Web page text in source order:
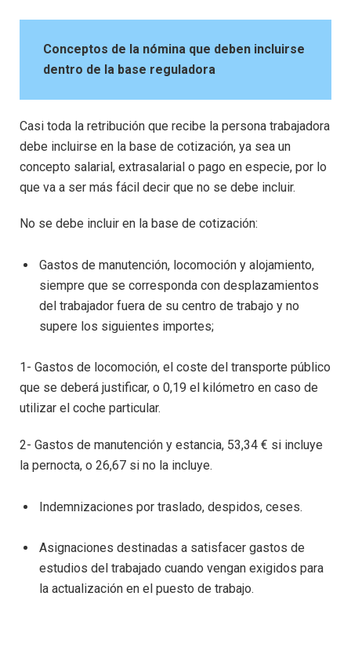
Conceptos de la nómina que deben incluirse
dentro de la base reguladora
Casi toda la retribución que recibe la persona trabajadora
debe incluirse en la base de cotización, ya sea un
concepto salarial, extrasalarial o pago en especie, por lo
que va a ser más fácil decir que no se debe incluir.
No se debe incluir en la base de cotización:
Gastos de manutención, locomoción y alojamiento,
siempre que se corresponda con desplazamientos
del trabajador fuera de su centro de trabajo y no
supere los siguientes importes;
1- Gastos de locomoción, el coste del transporte público
que se deberá justificar, o 0,19 el kilómetro en caso de
utilizar el coche particular.
2- Gastos de manutención y estancia, 53,34 € si incluye
la pernocta, o 26,67 si no la incluye.
Indemnizaciones por traslado, despidos, ceses.
Asignaciones destinadas a satisfacer gastos de
estudios del trabajado cuando vengan exigidos para
la actualización en el puesto de trabajo.